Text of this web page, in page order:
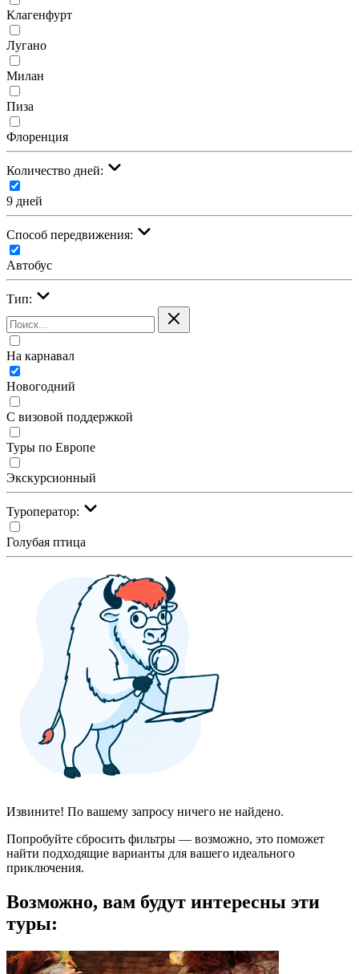
Клагенфурт
Лугано
Милан
Пиза
Флоренция
Количество дней:
9 дней
Cпособ передвижения:
Автобус
Тип:
На карнавал
Новогодний
С визовой поддержкой
Туры по Европе
Экскурсионный
Туроператор:
Голубая птица
Извините! По вашему запросу ничего не найдено.
Попробуйте сбросить фильтры — возможно, это поможет
найти подходящие варианты для вашего идеального
приключения.
Возможно, вам будут интересны эти
туры: